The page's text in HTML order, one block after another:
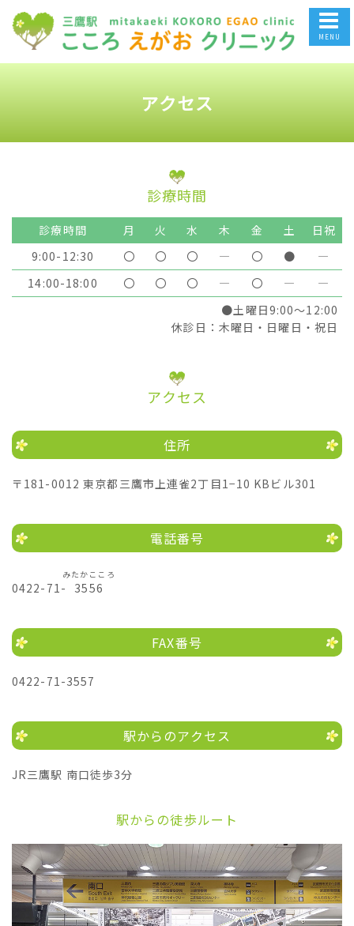
アクセス
診療時間
●土曜日9:00～12:00
休診日：木曜日・日曜日・祝日
診療時間 月 火 水 木 金 土
日祝
9:00-12:30
〇 〇 〇 ― 〇 ●
―
14:00-18:00
〇 〇 〇 ― 〇 ― ―
アクセス
住所
〒181-0012 東京都三鷹市上連雀2丁目1−10 KBビル301
電話番号
0422-71- 3556
みたかこころ
FAX番号
0422-71-3557
駅からのアクセス
JR三鷹駅 南口徒歩3分
駅からの徒歩ルート